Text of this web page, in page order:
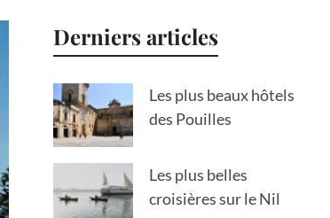
Derniers articles
Les plus beaux hôtels
des Pouilles
Les plus belles
croisières sur le Nil